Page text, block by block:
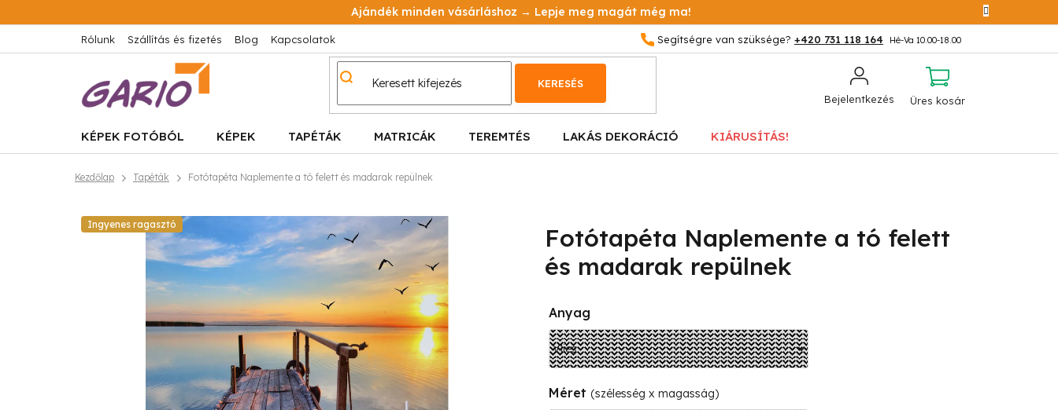
a
tartalomhoz
Ajándék minden vásárláshoz → Lepje meg magát még ma!
+420 731 118 164
Rólunk Szállítás és fizetés Blog Kapcsolatok
Bejelentkezés
KERESÉS
KOSÁR
Üres kosár
KÉPEK FOTÓBÓL KÉPEK TAPÉTÁK MATRICÁK TEREMTÉS LAKÁS DEKORÁCIÓ KIÁRUSÍTÁS!
Kezdőlap Tapéták Fotótapéta Naplemente a tó felett és madarak repülnek
Ingyenes ragasztó
Fotótapéta Naplemente a tó felett
és madarak repülnek
Anyag
Méret (szélesség x magasság)